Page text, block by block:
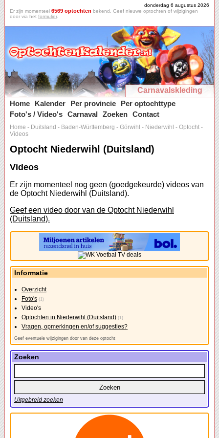
donderdag 6 augustus 2026
Er zijn momenteel 6569 optochten bekend. Geef nieuwe optochten of wijzigingen
door via het formulier.
Carnavalskleding
Home
Kalender Per provincie
Per optochttype
Foto's / Video's Carnaval Zoeken Contact
Home - Duitsland - Baden-Württemberg - Görwihl - Niederwihl - Optocht -
Videos
Optocht Niederwihl (Duitsland)
Videos
Er zijn momenteel nog geen (goedgekeurde) videos van
de Optocht Niederwihl (Duitsland).
Geef een video door van de Optocht Niederwihl
(Duitsland).
Informatie
Overzicht
Foto's (1)
Video's
Optochten in Niederwihl (Duitsland) (1)
Vragen, opmerkingen en/of suggesties?
Geef eventuele wijzigingen door van deze optocht
Zoeken
Uitgebreid zoeken